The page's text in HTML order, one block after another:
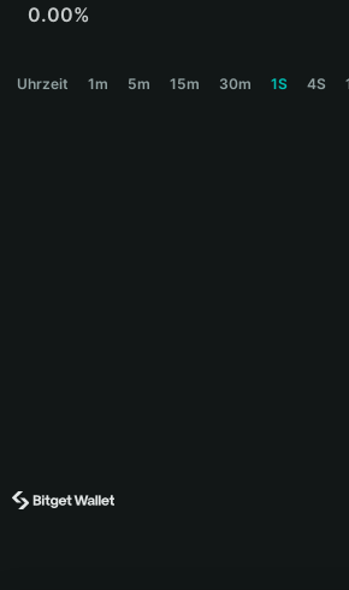
Português (Brasil)
0.00%
Uhrzeit 1m 5m 15m 30m 1S 4S